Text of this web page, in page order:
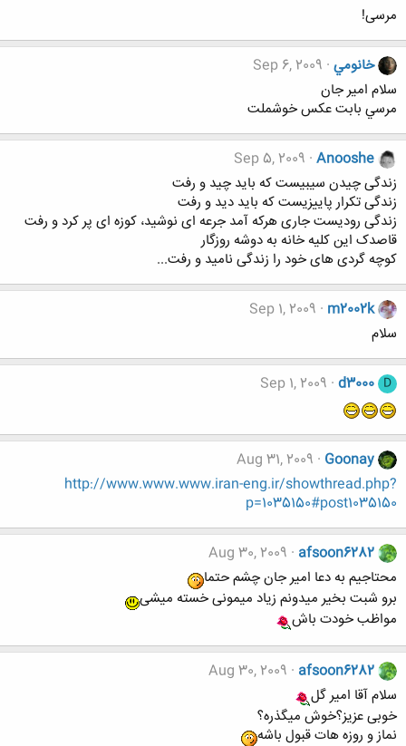
مرسی!
خانومي Sep 6, 2009
سلام امير جان
مرسي بابت عكس خوشملت
Anooshe
Sep 5, 2009
زندگی چیدن سیبیست که باید چید و رفت
زندگی تکرار پاییزیست که باید دید و رفت
زندگی رودیست جاری هرکه آمد جرعه ای نوشید، کوزه ای پر کرد و رفت
قاصدک این کلیه خانه به دوشه روزگار
کوچه گردی های خود را زندگی نامید و رفت...
m2002k
Sep 1, 2009
سلام
D
d3000
Sep 1, 2009
Goonay
Aug 31, 2009
http://www.www.www.iran-eng.ir/showthread.php?
p=1035150#post1035150
afsoon6282
Aug 30, 2009
محتاجیم به دعا امیر جان چشم حتما
برو شبت بخیر میدونم زیاد میمونی خسته میشی
مواظب خودت باش
afsoon6282
Aug 30, 2009
سلام آقا امیر گل
خوبی عزیز؟خوش میگذره؟
نماز و روزه هات قبول باشه